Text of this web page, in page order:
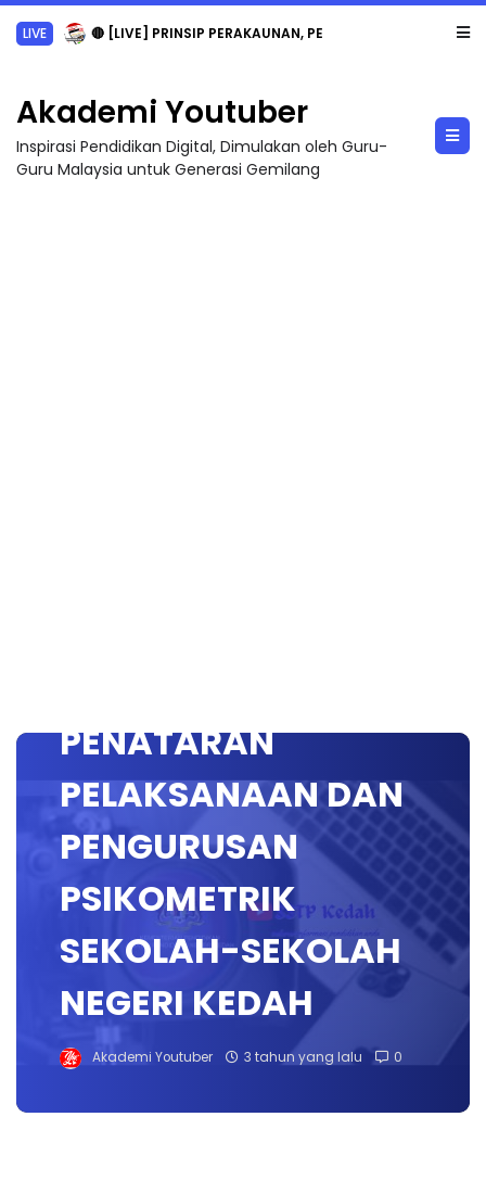
LIVE 🔴 [LIVE] PRINSIP PERAKAUNAN, PECUT SKOR SOALAN 1 TRIAL OLEH CIKGU WAN...
Akademi Youtuber
Inspirasi Pendidikan Digital, Dimulakan oleh Guru-
Guru Malaysia untuk Generasi Gemilang
PENATARAN
PELAKSANAAN DAN
PENGURUSAN
PSIKOMETRIK
SEKOLAH-SEKOLAH
NEGERI KEDAH
Akademi Youtuber 3 tahun yang lalu 0